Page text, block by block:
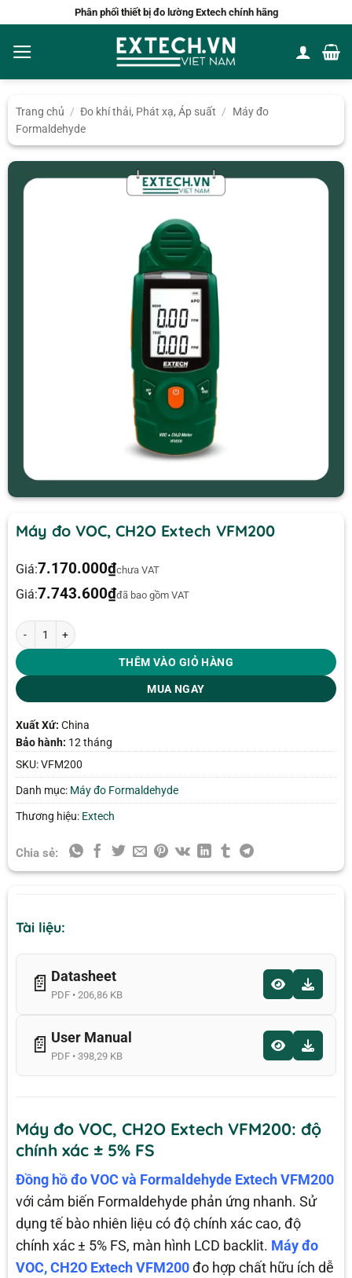
nội
dung
Phân phối thiết bị đo lường Extech chính hãng
Trang chủ / Đo khí thải, Phát xạ, Áp suất /
Máy đo
Formaldehyde
Máy đo VOC, CH2O Extech VFM200
Giá:7.170.000₫chưa VAT
Giá:7.743.600₫đã bao gồm VAT
Máy đo VOC, CH2O Extech VFM200 số lượng
THÊM VÀO GIỎ HÀNG
MUA NGAY
Xuất Xứ: China
Bảo hành: 12 tháng
SKU:VFM200
Danh mục: Máy đo Formaldehyde
Thương hiệu: Extech
Chia sẻ:
Tài liệu:
📄 Datasheet
PDF • 206,86 KB
📄 User Manual
PDF • 398,29 KB
Máy đo VOC, CH2O Extech VFM200: độ
chính xác ± 5% FS
Đồng hồ đo VOC và Formaldehyde Extech VFM200
với cảm biến Formaldehyde phản ứng nhanh. Sử
dụng tế bào nhiên liệu có độ chính xác cao, độ
chính xác ± 5% FS, màn hình LCD backlit. Máy đo
VOC, CH2O Extech VFM200đo hợp chất hữu ích dễ